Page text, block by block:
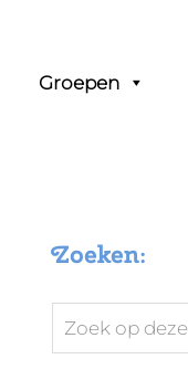
Groepen
Zoeken:
Zoek
op